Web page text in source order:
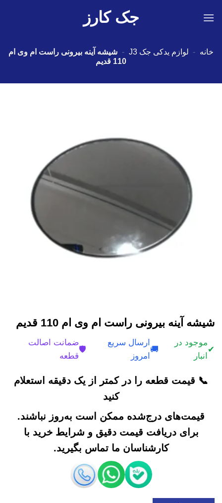
جک کارز
خانه - لوازم یدکی جک J3 - شیشه آینه بیرونی راست ام وی ام
110 قدیم
شیشه آینه بیرونی راست ام وی ام 110 قدیم
✔
موجود در
انبار
🚚
ارسال سریع
امروز
🛡️
ضمانت اصالت
قطعه
📞 قیمت قطعه را در کمتر از یک دقیقه استعلام
کنید
قیمت‌های درج‌شده ممکن است به‌روز نباشند.
برای دریافت قیمت دقیق و شرایط خرید با
کارشناسان ما تماس بگیرید.